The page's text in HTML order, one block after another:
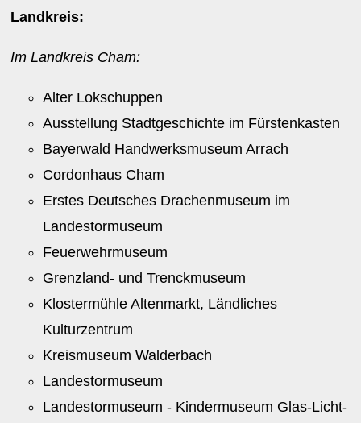
Landkreis:
Im Landkreis Cham:
Alter Lokschuppen
Ausstellung Stadtgeschichte im Fürstenkasten
Bayerwald Handwerksmuseum Arrach
Cordonhaus Cham
Erstes Deutsches Drachenmuseum im
Landestormuseum
Feuerwehrmuseum
Grenzland- und Trenckmuseum
Klostermühle Altenmarkt, Ländliches
Kulturzentrum
Kreismuseum Walderbach
Landestormuseum
Landestormuseum - Kindermuseum Glas-Licht-